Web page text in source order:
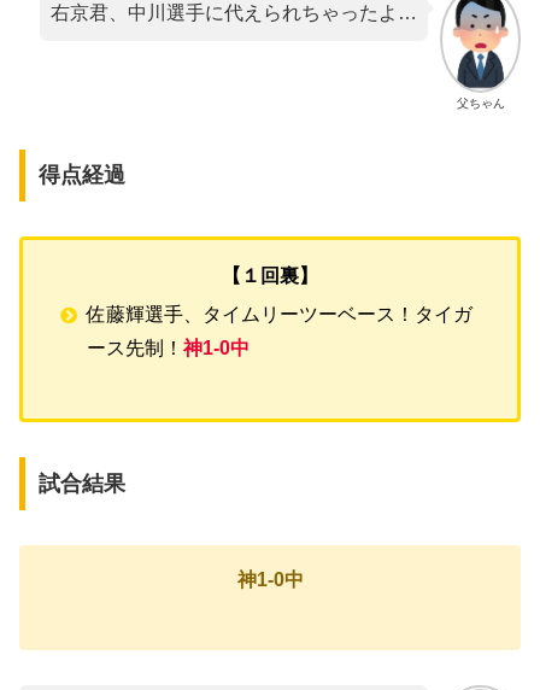
父ちゃん
右京君、中川選手に代えられちゃったよ…
得点経過
【１回裏】
佐藤輝選手、タイムリーツーベース！タイガ
ース先制！神1-0中
試合結果
神1-0中